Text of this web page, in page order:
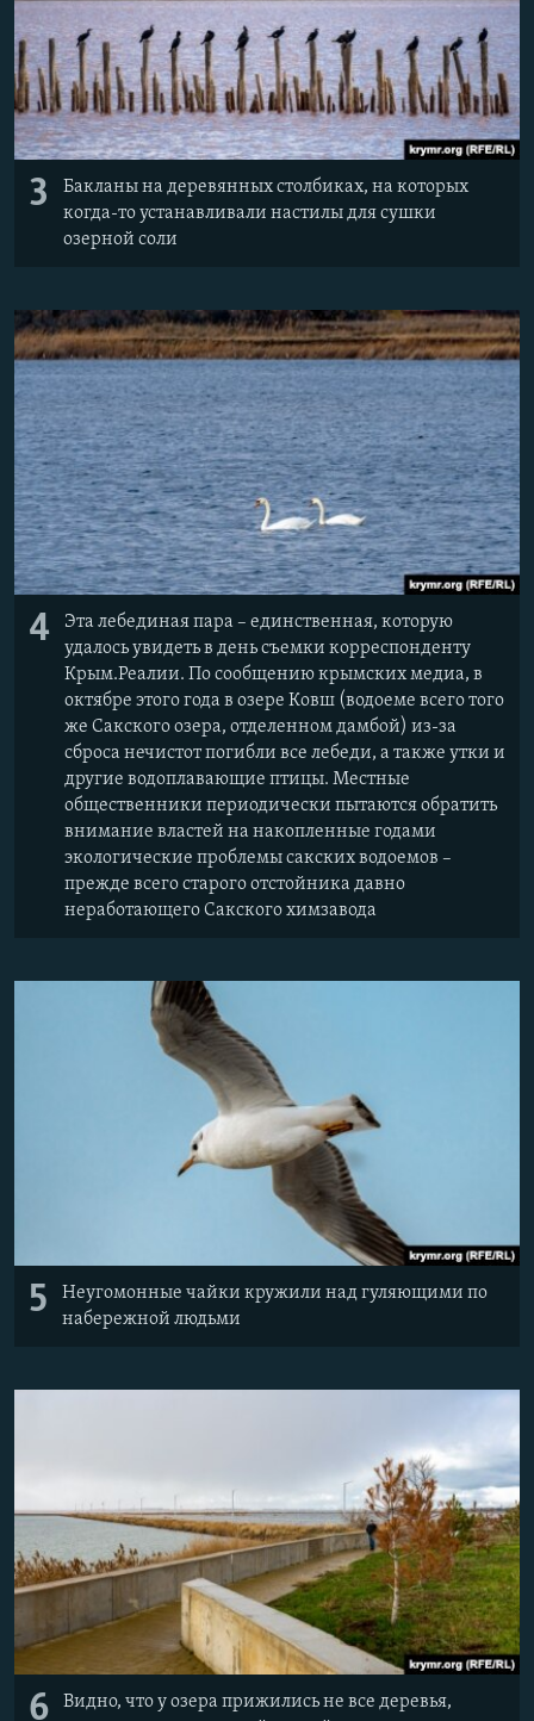
3
Бакланы на деревянных столбиках, на которых
когда-то устанавливали настилы для сушки
озерной соли
4
Эта лебединая пара – единственная, которую
удалось увидеть в день съемки корреспонденту
Крым.Реалии. По сообщению крымских медиа, в
октябре этого года в озере Ковш (водоеме всего того
же Сакского озера, отделенном дамбой) из-за
сброса нечистот погибли все лебеди, а также утки и
другие водоплавающие птицы. Местные
общественники периодически пытаются обратить
внимание властей на накопленные годами
экологические проблемы сакских водоемов –
прежде всего старого отстойника давно
неработающего Сакского химзавода
5
Неугомонные чайки кружили над гуляющими по
набережной людьми
6
Видно, что у озера прижились не все деревья,